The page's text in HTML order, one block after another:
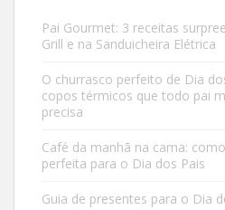
Pai Gourmet: 3 receitas
Grill e na Sanduicheira Elétrica
O churrasco perfeito de Dia
copos térmicos que todo pai
precisa
Café da manhã na cama:
perfeita para o Dia dos Pais
Guia de presentes para o Dia